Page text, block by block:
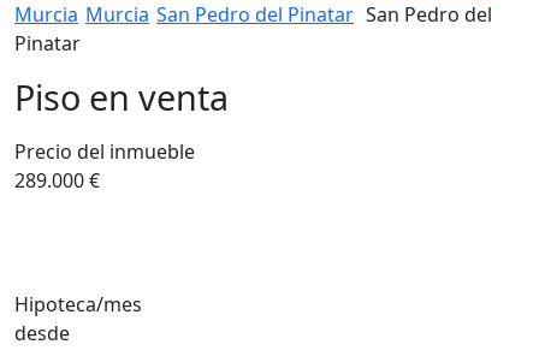
Murcia Murcia San Pedro del Pinatar San Pedro del
Pinatar
Piso en venta
Precio del inmueble
289.000 €
Hipoteca/mes
desde